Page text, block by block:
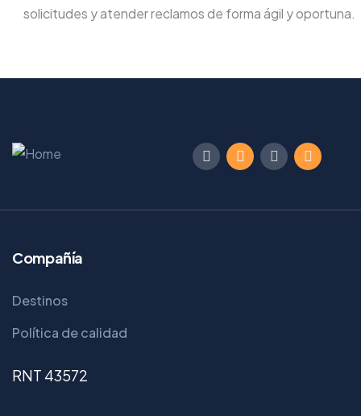
solicitudes y atender reclamos de forma ágil y oportuna.
Compañía
Destinos
Política de calidad
RNT 43572